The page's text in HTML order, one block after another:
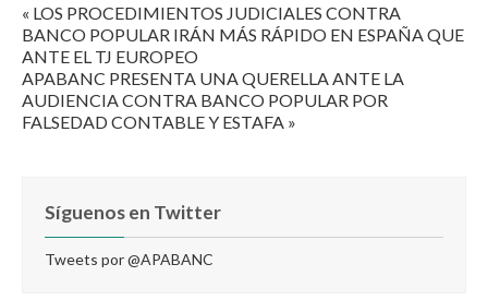
« LOS PROCEDIMIENTOS JUDICIALES CONTRA
BANCO POPULAR IRÁN MÁS RÁPIDO EN ESPAÑA QUE
ANTE EL TJ EUROPEO
APABANC PRESENTA UNA QUERELLA ANTE LA
AUDIENCIA CONTRA BANCO POPULAR POR
FALSEDAD CONTABLE Y ESTAFA »
Síguenos en Twitter
Tweets por @APABANC